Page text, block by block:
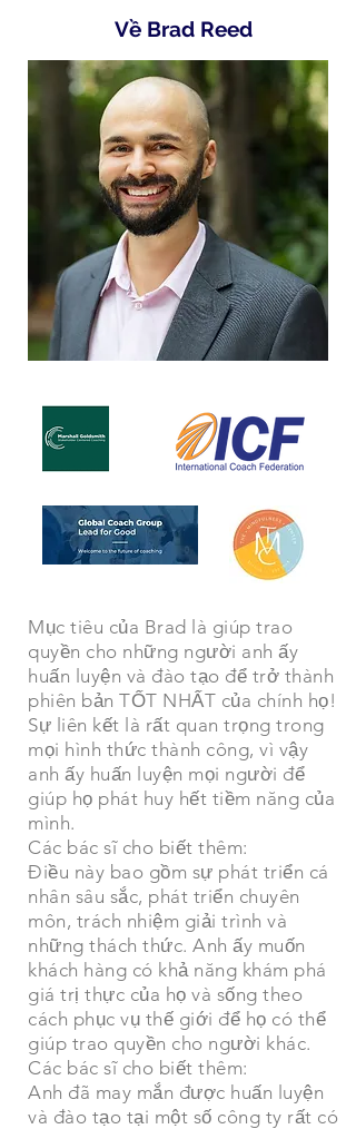
Về Brad Reed
Mục tiêu của Brad là giúp trao
quyền cho những người anh ấy
huấn luyện và đào tạo để trở thành
phiên bản TỐT NHẤT của chính họ!
Sự liên kết là rất quan trọng trong
mọi hình thức thành công, vì vậy
anh ấy huấn luyện mọi người để
giúp họ phát huy hết tiềm năng của
mình.
Các bác sĩ cho biết thêm:
Điều này bao gồm sự phát triển cá
nhân sâu sắc, phát triển chuyên
môn, trách nhiệm giải trình và
những thách thức. Anh ấy muốn
khách hàng có khả năng khám phá
giá trị thực của họ và sống theo
cách phục vụ thế giới để họ có thể
giúp trao quyền cho người khác.
Các bác sĩ cho biết thêm:
Anh đã may mắn được huấn luyện
và đào tạo tại một số công ty rất có